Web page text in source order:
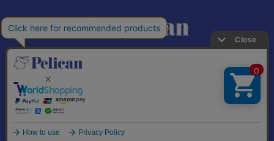
個人情報の取り扱いについて 特定商取引法に基づく表記
© Pelican Soap Co., Ltd. All Rights Reserved.